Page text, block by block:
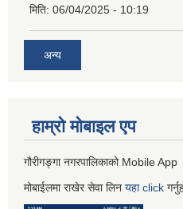
मिति: 06/04/2025 - 10:19
अन्य
हाम्रो माेबाइल एप
गौरीगङ्गा नगरपालिकाको Mobile App
मोबाईलमा राखेर सेवा लिन यहाclick